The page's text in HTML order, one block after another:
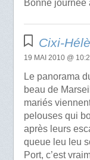
Bonne journée
Cixi-
19 MAI 2010 @
Le panorama
beau de
mariés
pelouses qui
après leurs
queue leu leu
Port, c’est